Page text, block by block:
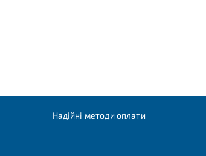
Надійні методи оплати